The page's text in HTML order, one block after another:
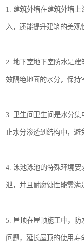
1. 建筑外墙在建筑外墙
入，还能提升建筑的美观
2. 地下室地下室防水是
效隔绝地面的水分，保持
3. 卫生间卫生间是水分
止水分渗透到结构中，避
4. 泳池泳池的特殊环境
泄，并且耐腐蚀性能需满
5. 屋顶在屋顶施工中，
问题，延长屋顶的使用寿